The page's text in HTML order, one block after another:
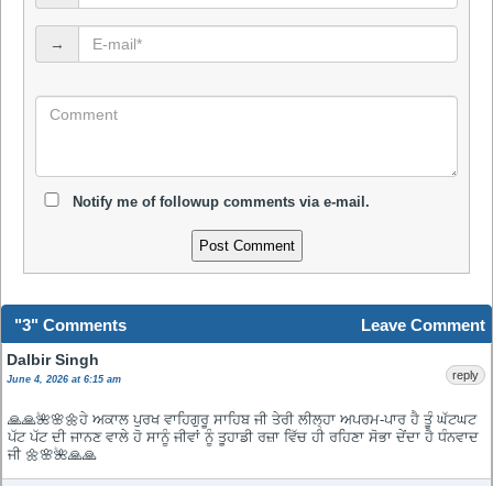
→
Notify me of followup comments via e-mail.
"3" Comments Leave Comment
Dalbir Singh
June 4, 2026 at 6:15 am
🙏🙏🌺🌸🌼ਹੇ ਅਕਾਲ ਪੁਰਖ ਵਾਹਿਗੁਰੂ ਸਾਹਿਬ ਜੀ ਤੇਰੀ ਲੀਲ੍ਹਾ ਅਪਰਮ-ਪਾਰ ਹੈ ਤੂੰ ਘੱਟਘਟ
ਪੱਟ ਪੱਟ ਦੀ ਜਾਨਣ ਵਾਲੇ ਹੋ ਸਾਨੂੰ ਜੀਵਾਂ ਨੂੰ ਤੂਹਾਡੀ ਰਜ਼ਾ ਵਿੱਚ ਹੀ ਰਹਿਣਾ ਸੋਭਾ ਦੇਂਦਾ ਹੈ ਧੰਨਵਾਦ
ਜੀ 🌼🌸🌺🙏🙏
reply